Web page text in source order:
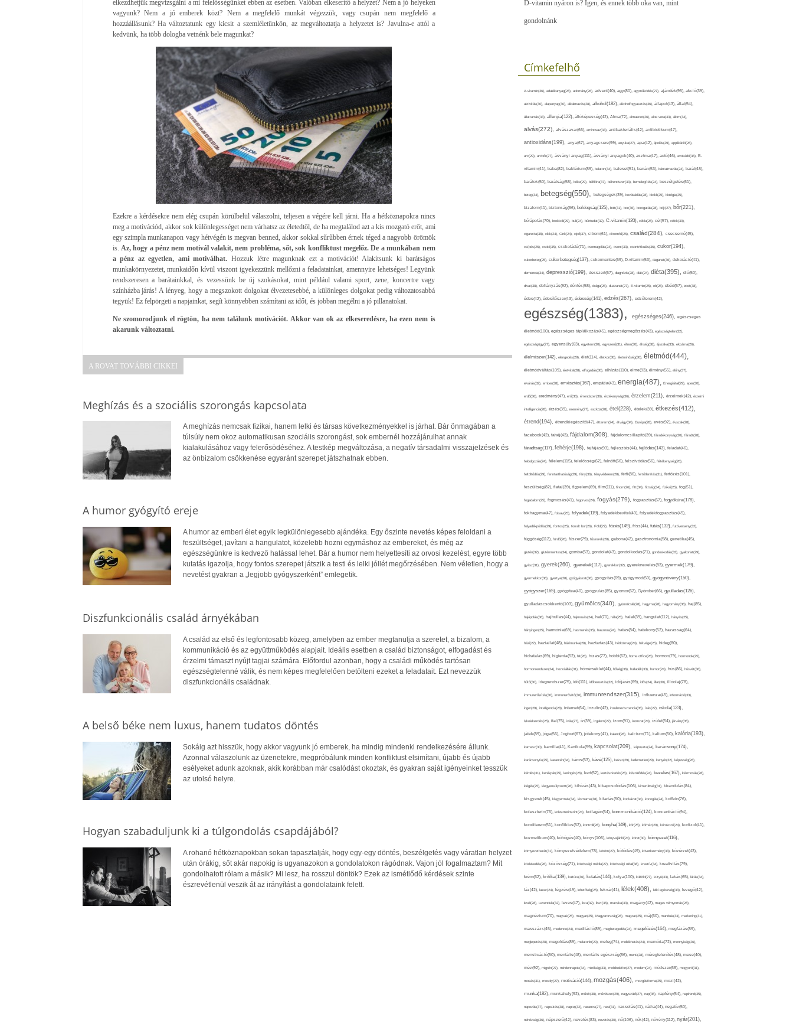
elkezdhetjük megvizsgálni a mi felelősségünket ebben az esetben. Valóban elkeserítő a helyzet? Nem a jó helyeken
vagyunk? Nem a jó emberek közt? Nem a megfelelő munkát végezzük, vagy csupán nem megfelelő a
hozzáállásunk? Ha változtatunk egy kicsit a szemléletünkön, az megváltoztatja a helyzetet is? Javulna-e attól a
kedvünk, ha több dologba vetnénk bele magunkat?
Ezekre a kérdésekre nem elég csupán körülbelül válaszolni, teljesen a végére kell járni. Ha a hétköznapokra nincs
meg a motivációd, akkor sok különlegességet nem várhatsz az életedtől, de ha megtalálod azt a kis mozgató erőt, ami
egy szimpla munkanapon vagy hétvégén is megvan benned, akkor sokkal sűrűbben érnek téged a nagyobb örömök
is. Az, hogy a pénz nem motivál valakit, nem probléma, sőt, sok konfliktust megelőz. De a munkában nem
a pénz az egyetlen, ami motiválhat. Hozzuk létre magunknak ezt a motivációt! Alakítsunk ki barátságos
munkakörnyezetet, munkaidőn kívül viszont igyekezzünk mellőzni a feladatainkat, amennyire lehetséges! Legyünk
rendszeresen a barátainkkal, és vezessünk be új szokásokat, mint például valami sport, zene, koncertre vagy
színházba járás! A lényeg, hogy a megszokott dolgokat élvezetesebbé, a különleges dolgokat pedig változatosabbá
tegyük! Ez felpörgeti a napjainkat, segít könnyebben számítani az időt, és jobban megélni a jó pillanatokat.
Ne szomorodjunk el rögtön, ha nem találunk motivációt. Akkor van ok az elkeseredésre, ha ezen nem is
akarunk változtatni.
A ROVAT TOVÁBBI CIKKEI
Meghízás és a szociális szorongás kapcsolata
A meghízás nemcsak fizikai, hanem lelki és társas következményekkel is járhat. Bár önmagában a
túlsúly nem okoz automatikusan szociális szorongást, sok embernél hozzájárulhat annak
kialakulásához vagy felerősödéséhez. A testkép megváltozása, a negatív társadalmi visszajelzések és
az önbizalom csökkenése egyaránt szerepet játszhatnak ebben.
A humor gyógyító ereje
A humor az emberi élet egyik legkülönlegesebb ajándéka. Egy őszinte nevetés képes feloldani a
feszültséget, javítani a hangulatot, közelebb hozni egymáshoz az embereket, és még az
egészségünkre is kedvező hatással lehet. Bár a humor nem helyettesíti az orvosi kezelést, egyre több
kutatás igazolja, hogy fontos szerepet játszik a testi és lelki jóllét megőrzésében. Nem véletlen, hogy a
nevetést gyakran a „legjobb gyógyszerként” emlegetik.
Diszfunkcionális család árnyékában
A család az első és legfontosabb közeg, amelyben az ember megtanulja a szeretet, a bizalom, a
kommunikáció és az együttműködés alapjait. Ideális esetben a család biztonságot, elfogadást és
érzelmi támaszt nyújt tagjai számára. Előfordul azonban, hogy a családi működés tartósan
egészségtelenné válik, és nem képes megfelelően betölteni ezeket a feladatait. Ezt nevezzük
diszfunkcionális családnak.
A belső béke nem luxus, hanem tudatos döntés
Sokáig azt hisszük, hogy akkor vagyunk jó emberek, ha mindig mindenki rendelkezésére állunk.
Azonnal válaszolunk az üzenetekre, megpróbálunk minden konfliktust elsimítani, újabb és újabb
esélyeket adunk azoknak, akik korábban már csalódást okoztak, és gyakran saját igényeinket tesszük
az utolsó helyre.
Hogyan szabaduljunk ki a túlgondolás csapdájából?
A rohanó hétköznapokban sokan tapasztalják, hogy egy-egy döntés, beszélgetés vagy váratlan helyzet
után órákig, sőt akár napokig is ugyanazokon a gondolatokon rágódnak. Vajon jól fogalmaztam? Mit
gondolhatott rólam a másik? Mi lesz, ha rosszul döntök? Ezek az ismétlődő kérdések szinte
észrevétlenül veszik át az irányítást a gondolataink felett.
D-vitamin nyáron is? Igen, és ennek több oka van, mint
gondolnánk
Címkefelhő
A-vitamin(36), adalékanyag(28), adomány(26), advent(40), agy(80), agyműködés(27), ajándék(95), akció(39),
aktivitás(30), alapanyag(30), alkalmazás(28), alkohol(182), alkoholfogyasztás(36), állapot(43), állat(54),
állattartás(33), allergia(122), állóképesség(42), Alma(72), almaecet(26), aloe vera(33), álom(34),
alvás(272), alvászavar(66), aminosav(33), antibakteriális(42), antibiotikum(47),
antioxidáns(199), anya(67), anyagcsere(99), anyuka(27), apa(42), ápolás(29), applikáció(26),
arc(29), arcbőr(27), ásványi anyag(111), ásványi anyagok(40), asztma(47), autó(46), avokádó(36), B-
vitamin(41), baba(82), baktérium(89), balaton(34), baleset(51), banán(53), bántalmazás(24), barát(48),
barátok(50), barátság(58), béke(29), bélflóra(37), bélrendszer(33), bemelegítés(24), beszélgetés(61),
beteg(34), betegség(550), betegségek(39), bevásárlás(28), bicikli(25), biológia(25),
bizalom(41), biztonság(66), boldogság(125), bolt(31), bor(36), borogatás(28), böjt(27), bőr(221),
bőrápolás(70), brokkoli(29), buli(24), bűntudat(32), C-vitamin(120), cékla(28), cél(57), célok(30),
cigaretta(38), cikk(24), Cink(24), cipő(37), citrom(61), citromfű(26), család(284), csecsemő(45),
csípés(26), csoki(35), csokoládé(71), csomagolás(24), csont(33), csontritkulás(36), cukor(194),
cukorbeteg(25), cukorbetegség(137), cukormentes(69), D-vitamin(53), daganat(36), dekoráció(41),
demencia(34), depresszió(199), desszert(67), diagnózis(28), diák(24), diéta(395), dió(50),
divat(38), dohányzás(92), döntés(58), drága(26), duzzanat(27), E-vitamin(25), eb(26), ebéd(57), ecet(38),
édes(42), édesítőszer(43), édesség(141), edzés(267), edzőterem(42),
egészség(1383), egészséges(246), egészséges
életmód(100), egészséges táplálkozás(45), egészségmegőrzés(43), egészségtelen(32),
egészségügy(27), egyensúly(63), egyetem(30), egyszerű(31), éhes(30), éhség(38), éjszaka(33), ekcéma(26),
élelmiszer(142), elengedés(29), élet(114), életkor(30), életminőség(30), életmód(444),
életmódváltás(109), életvitel(28), elfogadás(30), elhízás(110), elme(93), élmény(55), előny(37),
elvárás(32), ember(38), emésztés(167), empátia(43), energia(487), Energiaital(29), eper(30),
erdő(36), eredmény(47), erő(36), érrendszer(36), érzékenység(36), érzelem(211), érzelmek(42), érzelmi
intelligencia(28), érzés(39), esemény(27), eszköz(28), étel(228), ételek(39), étkezés(412),
étrend(194), étrendkiegészítő(47), étterem(24), étvágy(34), Európa(28), evés(92), évszak(28),
facebook(42), fahéj(43), fájdalom(308), fájdalomcsillapító(39), fáradékonyság(30), fáradt(28),
fáradtság(117), fehérje(198), fejfájás(93), fejlesztés(44), fejlődés(143), feladat(46),
feldolgozás(24), félelem(115), felelősség(62), felnőtt(66), felszívódás(56), féltékenység(26),
feltöltődés(29), fenntarthatóság(29), fény(36), fényvédelem(28), férfi(86), fertőtlenítés(31), fertőzés(101),
feszültség(82), fiatal(39), figyelem(69), film(111), finom(26), fitt(34), fittség(34), fizikai(25), fog(51),
fogadalom(25), fogmosás(41), fogorvos(24), fogyás(279), fogyasztás(67), fogyókúra(178),
fokhagyma(47), folsav(25), folyadék(119), folyadékbevitel(40), folyadékfogyasztás(45),
folyadékpótlás(29), fontos(25), forralt bor(26), Föld(27), főzés(149), friss(44), futás(132), futóverseny(32),
függőség(112), fürdő(26), fűszer(79), fűszerek(28), gabona(42), gasztronómia(58), genetika(45),
glutén(32), gluténmentes(34), gomba(53), gondolat(43), gondolkodás(71), gondoskodás(33), gyakorlat(29),
gyász(31), gyerek(260), gyerekek(117), gyerekkor(32), gyereknevelés(83), gyermek(179),
gyermekkor(36), gyertya(28), gyógyászat(36), gyógyítás(69), gyógymód(50), gyógynövény(150),
gyógyszer(165), gyógytea(40), gyógyulás(85), gyomor(62), Gyömbér(66), gyulladás(126),
gyulladáscsökkentő(103), gyümölcs(340), gyümölcslé(28), hagyma(28), hagyomány(36), haj(85),
hajápolás(36), hajhullás(44), hajmosás(24), hal(70), hála(25), halál(39), hangulat(112), hányás(25),
hányinger(25), harmónia(69), hasmenés(35), hasznos(24), hatás(84), hatékony(52), házasság(64),
házi(27), háziállat(48), házimunka(28), háztartás(43), hétköznap(24), hétvége(25), hideg(80),
hidratálás(69), higiénia(52), hit(26), hízás(77), hobbi(62), home office(26), hormon(79), hormonok(25),
hormonrendszer(24), hozzáállás(31), hőmérséklet(44), hőség(36), hulladék(33), humor(24), hús(86), húsvét(36),
hűtő(30), idegrendszer(75), idő(111), időbeosztás(32), időjárás(69), idős(24), illat(30), illóolaj(78),
immunerősítés(30), immunerősítő(36), immunrendszer(315), influenza(45), információ(33),
inger(29), intelligencia(28), internet(64), inzulin(42), inzulinrezisztencia(35), írás(27), iskola(123),
iskolakezdés(25), ital(75), ivás(27), íz(39), izgalom(27), izom(91), izomzat(24), ízület(54), járvány(35),
játék(89), jóga(56), Joghurt(67), jótékony(41), kaland(28), kalcium(71), kálium(50), kalória(193),
kamasz(30), kamilla(41), Kánikula(59), kapcsolat(209), káposzta(24), karácsony(174),
karácsonyfa(25), karantén(34), káros(53), kávé(125), keksz(29), kellemetlen(29), kenyér(32), képesség(28),
kérdés(31), kerékpár(25), keringés(26), kert(52), kertészkedés(26), készülődés(24), kezelés(167), kézmosás(28),
kiégés(25), kiegyensúlyozott(26), kihívás(43), kikapcsolódás(106), kimerültség(31), kirándulás(84),
kisgyerek(45), kisgyermek(34), kismama(38), kitartás(50), kockázat(34), kocogás(24), koffein(76),
koleszterin(76), koleszterinszint(24), kollagén(54), kommunikáció(124), koncentráció(94),
konditerem(51), konfliktus(52), kontroll(28), konyha(149), kór(25), kórház(29), kórokozó(24), kortizol(41),
kozmetikum(40), köhögés(40), könyv(106), könyvajánló(24), köret(30), környezet(116),
környezetbarát(31), környezetvédelem(78), köröm(27), kötődés(49), következmény(33), közérzet(43),
közlekedés(26), közösség(71), közösségi média(27), közösségi oldal(38), kreatív(34), kreativitás(79),
krém(62), kritika(139), kultúra(36), kutatás(144), kutya(100), külföld(27), kütyü(33), lakás(65), látás(34),
láz(42), lazac(24), légzés(49), lehetőség(25), lekvár(41), lélek(408), lelki egészség(33), levegő(42),
levél(28), Levendula(32), leves(47), lista(32), liszt(36), macska(33), magány(42), magas vérnyomás(28),
magnézium(70), magvak(25), magyar(25), Magyarország(28), magzat(25), máj(60), mandula(33), marketing(31),
masszázs(45), medence(24), meditáció(89), megbetegedés(24), megelőzés(164), megfázás(89),
meglepetés(28), megoldás(89), melatonin(29), meleg(74), mellékhatás(24), memória(72), mennyiség(26),
menstruáció(50), mentális(48), mentális egészség(86), menü(28), méregtelenítés(48), mese(40),
méz(92), migrén(27), mindennapok(34), minőség(33), mobiltelefon(27), modern(24), módszer(68), mogyoró(31),
mosás(31), mosoly(27), motiváció(144), mozgás(406), mozgásforma(25), mozi(42),
munka(182), munkahely(92), műtét(38), művészet(29), nagyszülő(27), nap(35), napfény(54), napirend(35),
napozás(37), napsütés(38), naptej(32), narancs(27), nasi(31), nassolás(41), nátha(44), negatív(50),
nehézség(36), népszerű(42), nevelés(83), nevetés(30), nő(106), nők(42), növény(112), nyár(201),